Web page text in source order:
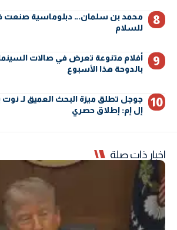
محمد بن سلمان… دبلوماسية صنعت
للسلام
أفلام متنوعة تعرض في صالات السينما
بالدوحة هذا الأسبوع
جوجل تطلق ميزة البحث العميق لـ نوت
إل إم: إطلاق حصري
اخبار ذات صلة